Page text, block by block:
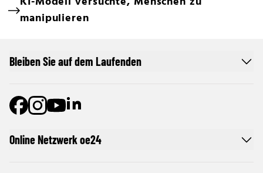
manipulieren
Online Netzwerk oe24
Bleiben Sie auf dem Laufenden